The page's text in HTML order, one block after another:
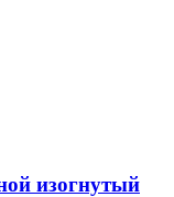
изогнутый